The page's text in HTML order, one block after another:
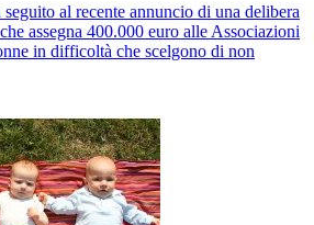
al recente annuncio di una delibera
assegna 400.000 euro alle Associazioni
in difficoltà che scelgono di non